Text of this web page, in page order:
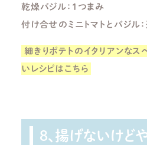
乾燥バジル：１つまみ
付け合せのミニトマトとバジル
細きりポテトのイタリアンなス
いレシピはこちら
8、揚げないけど